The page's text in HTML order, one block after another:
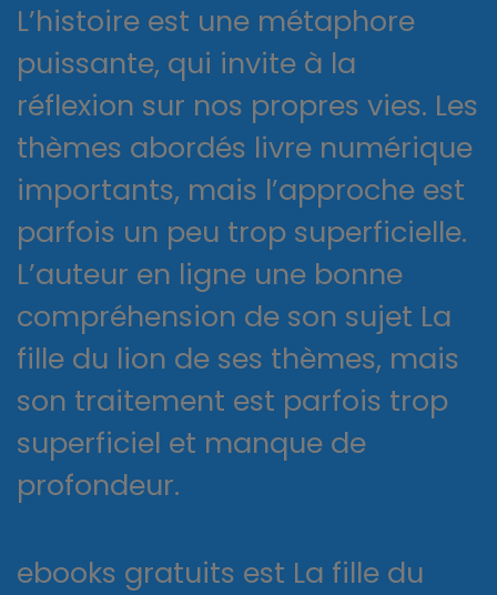
L’histoire est une métaphore
puissante, qui invite à la
réflexion sur nos propres vies. Les
thèmes abordés livre numérique
importants, mais l’approche est
parfois un peu trop superficielle.
L’auteur en ligne une bonne
compréhension de son sujet La
fille du lion de ses thèmes, mais
son traitement est parfois trop
superficiel et manque de
profondeur.
ebooks gratuits est La fille du